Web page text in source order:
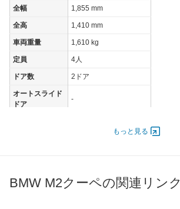
全幅 1,855 mm
全高 1,410 mm
車両重量 1,610 kg
定員 4人
ドア数 2ドア
オートスライド
ドア
-
302.00 [411]/ 6,250
タイヤ
もっと見る
BMW M2クーペの関連リンク